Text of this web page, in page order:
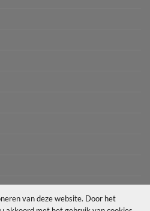
van deze website. Door het